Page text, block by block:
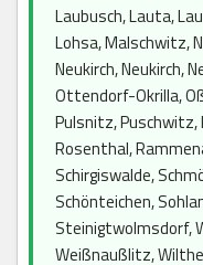
Laubusch, Lauta,
Lohsa, Malschwitz,
Neukirch, Neukirch,
Ottendorf-Okrilla,
Pulsnitz, Puschwitz,
Rosenthal,
Schirgiswalde,
Schönteichen,
Steinigtwolmsdorf,
Weißnaußlitz,